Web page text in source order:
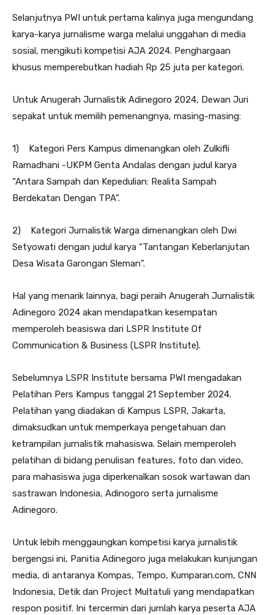
Selanjutnya PWI untuk pertama kalinya juga mengundang
karya-karya jurnalisme warga melalui unggahan di media
sosial, mengikuti kompetisi AJA 2024. Penghargaan
khusus memperebutkan hadiah Rp 25 juta per kategori.
Untuk Anugerah Jurnalistik Adinegoro 2024, Dewan Juri
sepakat untuk memilih pemenangnya, masing-masing:
1) Kategori Pers Kampus dimenangkan oleh Zulkifli
Ramadhani -UKPM Genta Andalas dengan judul karya
“Antara Sampah dan Kepedulian: Realita Sampah
Berdekatan Dengan TPA”.
2) Kategori Jurnalistik Warga dimenangkan oleh Dwi
Setyowati dengan judul karya “Tantangan Keberlanjutan
Desa Wisata Garongan Sleman”.
Hal yang menarik lainnya, bagi peraih Anugerah Jurnalistik
Adinegoro 2024 akan mendapatkan kesempatan
memperoleh beasiswa dari LSPR Institute Of
Communication & Business (LSPR Institute).
Sebelumnya LSPR Institute bersama PWI mengadakan
Pelatihan Pers Kampus tanggal 21 September 2024.
Pelatihan yang diadakan di Kampus LSPR, Jakarta,
dimaksudkan untuk memperkaya pengetahuan dan
ketrampilan jurnalistik mahasiswa. Selain memperoleh
pelatihan di bidang penulisan features, foto dan video,
para mahasiswa juga diperkenalkan sosok wartawan dan
sastrawan Indonesia, Adinogoro serta jurnalisme
Adinegoro.
Untuk lebih menggaungkan kompetisi karya jurnalistik
bergengsi ini, Panitia Adinegoro juga melakukan kunjungan
media, di antaranya Kompas, Tempo, Kumparan.com, CNN
Indonesia, Detik dan Project Multatuli yang mendapatkan
respon positif. Ini tercermin dari jumlah karya peserta AJA